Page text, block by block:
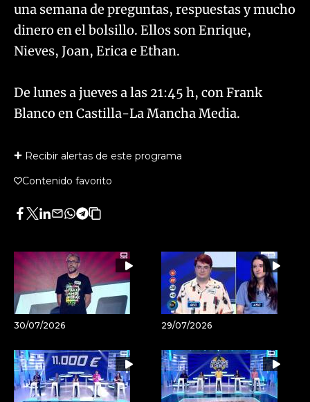
una semana de preguntas, respuestas y mucho
dinero en el bolsillo. Ellos son Enrique,
Nieves, Joan, Erica e Ethan.
​De lunes a jueves a las 21:45 h, con Frank
Blanco en Castilla-La Mancha Media.
Recibir alertas de este programa
Contenido favorito
Facebook
Twitter
LinkedIn
Enviar
Whatsapp
Telegram
Copiar
artículo
30/07/2026 29/07/2026